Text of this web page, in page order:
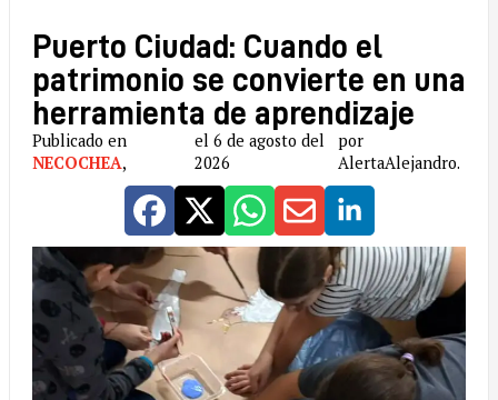
Puerto Ciudad: Cuando el
patrimonio se convierte en una
herramienta de aprendizaje
Publicado en
NECOCHEA,
el 6 de agosto del
2026
por
AlertaAlejandro.